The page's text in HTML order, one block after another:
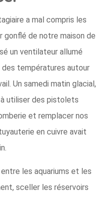
a mal compris les
de notre maison de
un ventilateur allumé
des températures autour
Un samedi matin glacial,
utiliser des pistolets
et remplacer nos
en cuivre avait
les aquariums et les
sceller les réservoirs